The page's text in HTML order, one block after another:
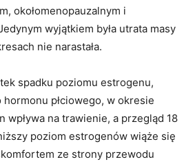
okołomenopauzalnym i
wyjątkiem była utrata masy
nie narastała.
spadku poziomu estrogenu,
hormonu płciowego, w okresie
wpływa na trawienie, a przegląd 18
poziom estrogenów wiąże się
ze strony przewodu